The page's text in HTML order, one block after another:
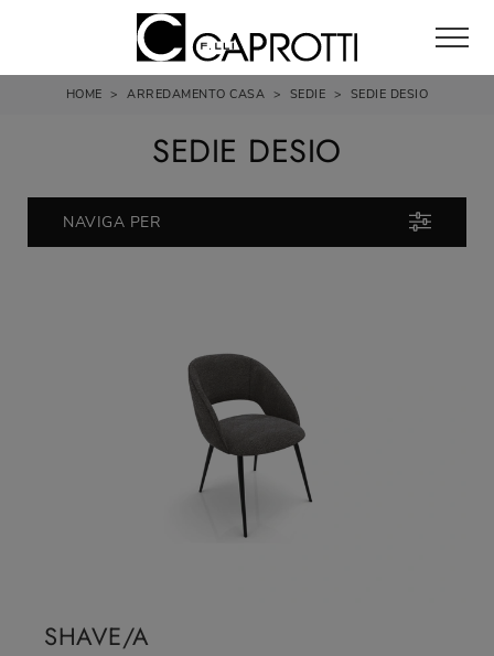
HOME > ARREDAMENTO CASA > SEDIE > SEDIE DESIO
SEDIE DESIO
NAVIGA PER
SHAVE/A